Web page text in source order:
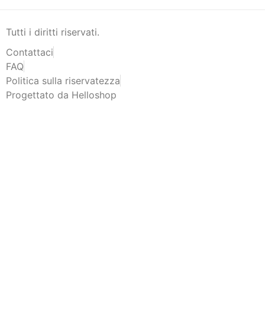
Tutti i diritti riservati.
Contattaci
FAQ
Politica sulla riservatezza
Progettato da Helloshop